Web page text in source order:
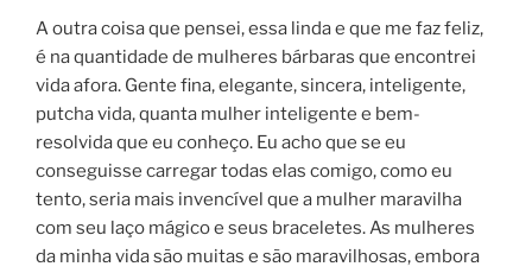
A outra coisa que pensei, essa linda e que me faz feliz,
é na quantidade de mulheres bárbaras que encontrei
vida afora. Gente fina, elegante, sincera, inteligente,
putcha vida, quanta mulher inteligente e bem-
resolvida que eu conheço. Eu acho que se eu
conseguisse carregar todas elas comigo, como eu
tento, seria mais invencível que a mulher maravilha
com seu laço mágico e seus braceletes. As mulheres
da minha vida são muitas e são maravilhosas, embora